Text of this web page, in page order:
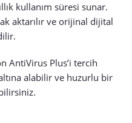
kullanım süresi sunar.
aktarılır ve orijinal dijital
AntiVirus Plus’i tercih
alabilir ve huzurlu bir